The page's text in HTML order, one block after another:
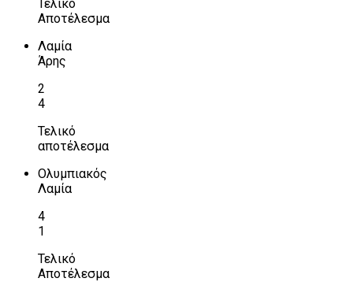
Τελικό
Αποτέλεσμα
Λαμία
Άρης
2
4
Τελικό
αποτέλεσμα
Ολυμπιακός
Λαμία
4
1
Τελικό
Αποτέλεσμα